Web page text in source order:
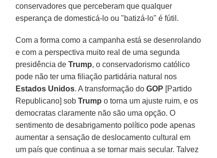
conservadores que perceberam que qualquer
esperança de domesticá-lo ou "batizá-lo" é fútil.
Com a forma como a campanha está se desenrolando
e com a perspectiva muito real de uma segunda
presidência deTrump, o conservadorismo católico
pode não ter uma filiação partidária natural nos
Estados Unidos. A transformação doGOP [Partido
Republicano] sobTrump o torna um ajuste ruim, e os
democratas claramente não são uma opção. O
sentimento de desabrigamento político pode apenas
aumentar a sensação de deslocamento cultural em
um país que continua a se tornar mais secular. Talvez